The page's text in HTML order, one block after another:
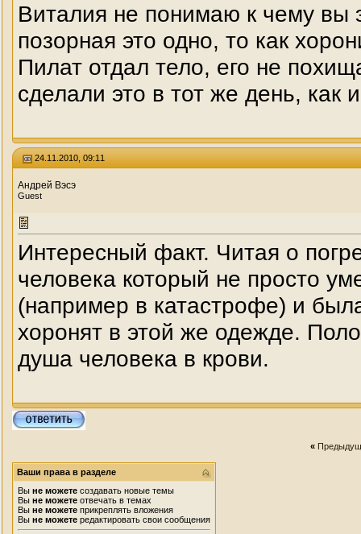
Виталия не понимаю к чему вы
позорная это одно, то как
Пилат отдал тело, его не
сделали это в тот же день, как
24.11.2010, 09:11
Андрей Вэсэ
Guest
Интересный факт. Читая о
человека который не просто
(например в катастрофе) и
хоронят в этой же одежде.
душа человека в крови.
«
Ваши права в разделе
Вы не можете создавать новые темы
Вы не можете отвечать в темах
Вы не можете прикреплять вложения
Вы не можете редактировать свои сообщения